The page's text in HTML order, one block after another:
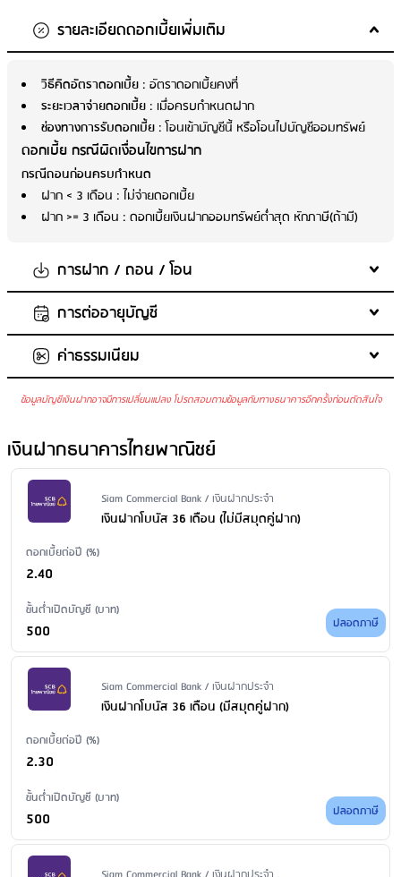
รายละเอียดดอกเบี้ยเพิ่มเติม
วิธีคิดอัตราดอกเบี้ย : อัตราดอกเบี้ยคงที่
ระยะเวลาจ่ายดอกเบี้ย : เมื่อครบกำหนดฝาก
ช่องทางการรับดอกเบี้ย : โอนเข้าบัญชีนี้ หรือโอนไปบัญชีออมทรัพย์
ดอกเบี้ย กรณีผิดเงื่อนไขการฝาก
กรณีถอนก่อนครบกำหนด
ฝาก < 3 เดือน : ไม่จ่ายดอกเบี้ย
ฝาก >= 3 เดือน : ดอกเบี้ยเงินฝากออมทรัพย์ต่ำสุด หักภาษี(ถ้ามี)
การฝาก / ถอน / โอน
จำนวนเงินในการฝากขั้นต่ำต่อครั้ง
จำนวนเงินในการฝากสูงสุด
ฝากเพิ่มในบัญชีเดิม
ถอนเงินก่อนครบกำหนด
: ได้
การต่ออายุบัญชี
ต่ออายุเงินฝากเป็นประเภทเดิม
ค่าธรรมเนียม
ค่ารักษาบัญชี
: ไม่มีการเรียกเก็บค่ารักษาบัญชี
ค่าบริการแจ้งยอดเงินและความเคลื่อนไหวของบัญชีผ่าน SMS
บริการ
ค่าธรรมเนียมออกสมุดคู่ฝากใหม่: 100 บาท/เล่ม
ค่าธรรมเนียมขอใบแสดงรายการเคลื่อนไหวทางบัญชีเงินฝาก ผ่าน
สาขา: ขอใบแสดงรายการย้อนหลังน้อยกว่า 6 เดือน: 100 บาท/ฉบับ/
บัญชี ขอใบแสดงรายการย้อนหลังตั้งแต่ 6 เดือน - 2 ปี: 200 บาท/ฉบับ/
บัญชี ขอใบแสดงรายการย้อนหลังมากว่า 2 ปี: 200 บาท/ฉบับ/บัญชี
ค่าธรรมเนียมปิดบัญชี
ข้อมูลบัญชีเงินฝากอาจมีการเปลี่ยนแปลง โปรดสอบถามข้อมูลกับทางธนาคารอีกครั้งก่อนตัดสินใจ
เงินฝากธนาคารไทยพาณิชย์
Issuer Name / Financial Product Type
Siam Commercial Bank / เงินฝากประจำ
เงินฝากโบนัส 36 เดือน (ไม่มีสมุดคู่ฝาก)
ดอกเบี้ยต่อปี (%)
2.40
ขั้นต่ำเปิดบัญชี (บาท)
500 ปลอดภาษี
Issuer Name / Financial Product Type
Siam Commercial Bank / เงินฝากประจำ
เงินฝากโบนัส 36 เดือน (มีสมุดคู่ฝาก)
ดอกเบี้ยต่อปี (%)
2.30
ขั้นต่ำเปิดบัญชี (บาท)
500 ปลอดภาษี